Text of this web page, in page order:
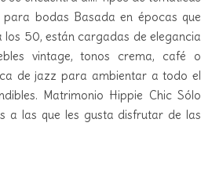
bodas Basada en épocas que
los 50, están cargadas de elegancia
vintage, tonos crema, café o
de jazz para ambientar a todo el
Matrimonio Hippie Chic Sólo
a las que les gusta disfrutar de las